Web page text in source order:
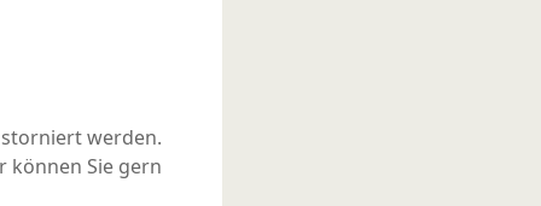
werden.
können Sie gern